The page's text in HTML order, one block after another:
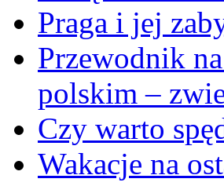
Praga i jej
Przewodnik
polskim –
Czy warto
Wakacje na